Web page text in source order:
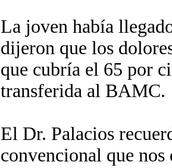
La joven había
dijeron que los
que cubría el 65 por
transferida al BAMC.
El Dr. Palacios
convencional que nos